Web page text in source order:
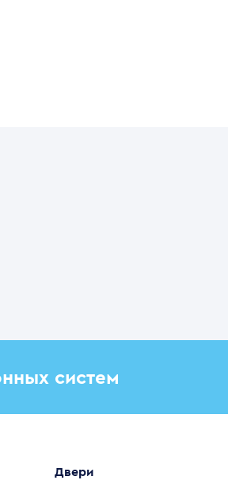
систем
Двери